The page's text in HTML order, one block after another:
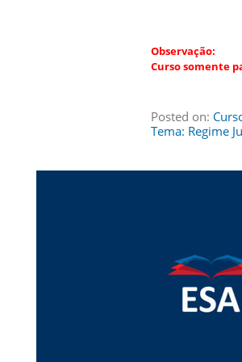
Observação:
Curso somente
Posted on:
Tema: Regime